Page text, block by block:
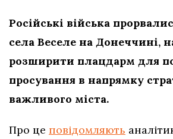
Російські війська
села Веселе на Донеччині,
розширити плацдарм для
просування в напрямку
важливого міста.
Про це повідомляють